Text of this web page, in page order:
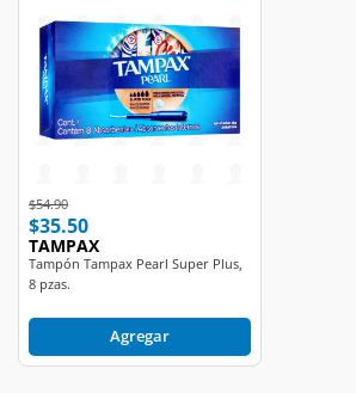
Price reduced from
$54.90to
$35.50
TAMPAX
Tampón Tampax Pearl Super Plus,
8 pzas.
Agregar